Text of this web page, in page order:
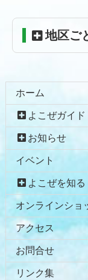
る
地区ご
ホーム
よこぜガイド
お知らせ
イベント
よこぜを知る
オンラインショ
アクセス
お問合せ
リンク集